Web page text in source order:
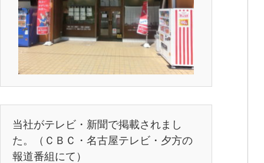
当社がテレビ・新聞で掲載されまし
た。（ＣＢＣ・名古屋テレビ・夕方の
報道番組にて）